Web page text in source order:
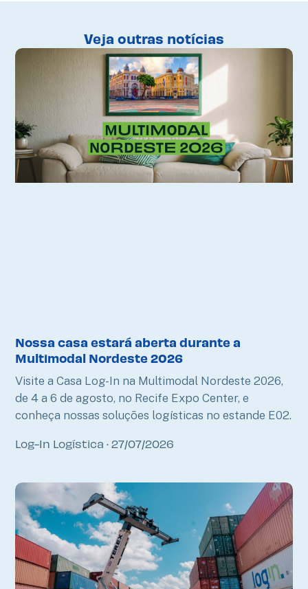
Veja outras notícias
Nossa casa estará aberta durante a
Multimodal Nordeste 2026
Log-In Logística 27/07/2026
Visite a Casa Log-In na Multimodal Nordeste 2026,
de 4 a 6 de agosto, no Recife Expo Center, e
conheça nossas soluções logísticas no estande E02.